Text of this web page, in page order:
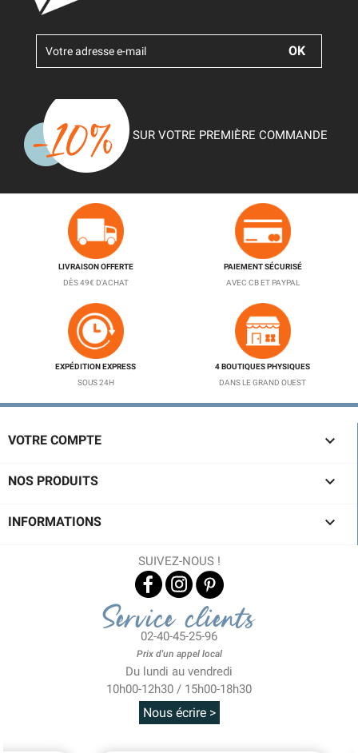
SUR VOTRE PREMIÈRE COMMANDE
LIVRAISON OFFERTE
DÈS 49€ D'ACHAT
PAIEMENT SÉCURISÉ
AVEC CB ET PAYPAL
EXPÉDITION EXPRESS
SOUS 24H
4 BOUTIQUES PHYSIQUES
DANS LE GRAND OUEST
VOTRE COMPTE 
NOS PRODUITS 
INFORMATIONS 
SUIVEZ-NOUS !
Service clients
02-40-45-25-96
Prix d'un appel local
Du lundi au vendredi
10h00-12h30 / 15h00-18h30
Nous écrire >